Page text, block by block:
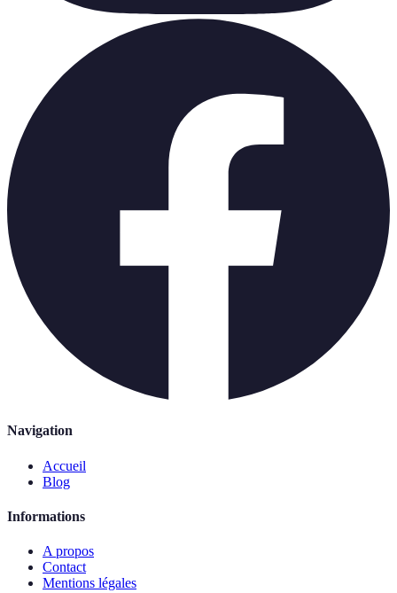
Navigation
Accueil
Blog
Informations
A propos
Contact
Mentions légales